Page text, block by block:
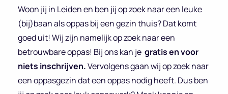
Woon jij in Leiden en ben jij op zoek naar een leuke
(bij)baan als oppas bij een gezin thuis? Dat komt
goed uit! Wij zijn namelijk op zoek naar een
betrouwbare oppas! Bij ons kan je gratis en voor
niets inschrijven.Vervolgens gaan wij op zoek naar
een oppasgezin dat een oppas nodig heeft. Dus ben